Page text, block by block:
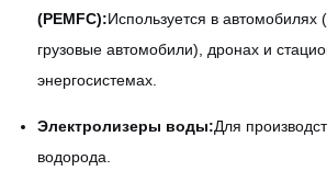
(PEMFC):Используется в автомобилях
грузовые автомобили), дронах и
энергосистемах.
Электролизеры воды:Для
водорода.